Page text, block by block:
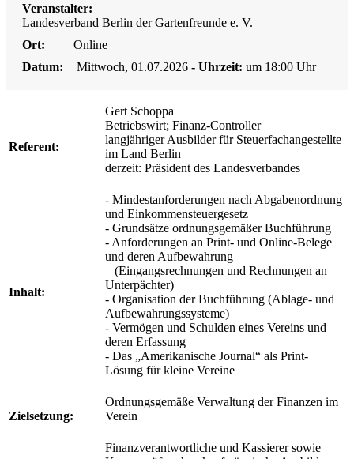
Veranstalter:
Landesverband Berlin der Gartenfreunde e. V.
Ort:
Online
Datum:
Mittwoch, 01.07.2026 - Uhrzeit: um 18:00 Uhr
Referent:
Gert Schoppa
Betriebswirt; Finanz-Controller
langjähriger Ausbilder für Steuerfachangestellte
im Land Berlin
derzeit: Präsident des Landesverbandes
Inhalt:
- Mindestanforderungen nach Abgabenordnung
und Einkommensteuergesetz
- Grundsätze ordnungsgemäßer Buchführung
- Anforderungen an Print- und Online-Belege
und deren Aufbewahrung
(Eingangsrechnungen und Rechnungen an
Unterpächter)
- Organisation der Buchführung (Ablage- und
Aufbewahrungssysteme)
- Vermögen und Schulden eines Vereins und
deren Erfassung
- Das „Amerikanische Journal“ als Print-
Lösung für kleine Vereine
Zielsetzung:
Ordnungsgemäße Verwaltung der Finanzen im
Verein
Finanzverantwortliche und Kassierer sowie